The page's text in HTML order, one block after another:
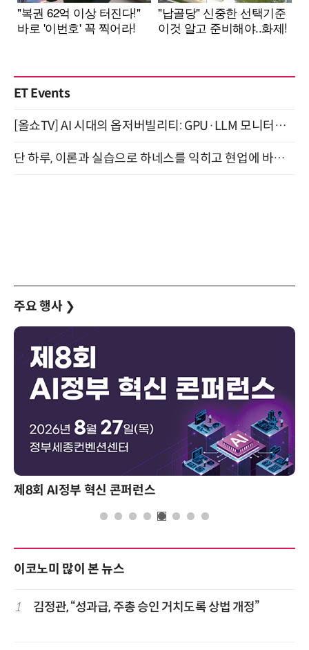
ET Events
[올쇼TV] AI 시대의 옵저버빌리티: GPU·LLM 모니터링부터 AI 기반 장애 대응까지 (8/11 생방송)
단 하루, 이론과 실습으로 하네스를 익히고 현업에 바로 쓰는 핸즈온 워크숍 (8/20)
주요 행사 ❯
제8회 AI정부 혁신 콘퍼런스
이코노미 많이 본 뉴스
1 김정관, “성과급, 주총 승인 거치도록 상법 개정”